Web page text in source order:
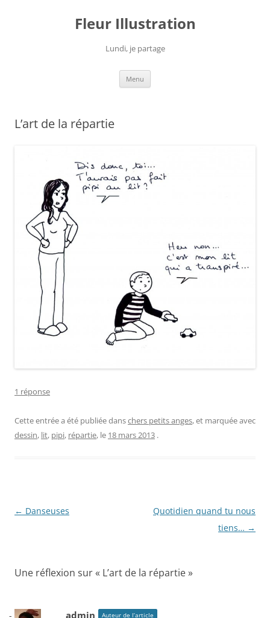
Fleur Illustration
Lundi, je partage
Menu
L’art de la répartie
1 réponse
Cette entrée a été publiée danschers petits anges, et marquée avec
dessin, lit, pipi, répartie, le 18 mars 2013 .
Navigation
← Danseuses
Quotidien quand tu nous
tiens… →
Une réflexion sur « L’art de la répartie»
admin Auteur de l’article